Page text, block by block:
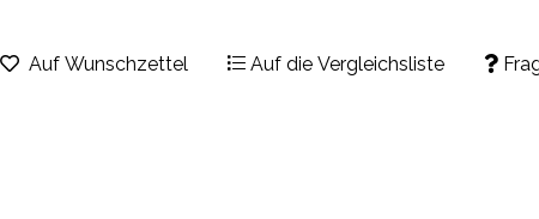
Auf Wunschzettel Auf die Vergleichsliste